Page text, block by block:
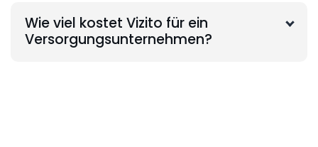
Wie viel kostet Vizito für ein
Versorgungsunternehmen?